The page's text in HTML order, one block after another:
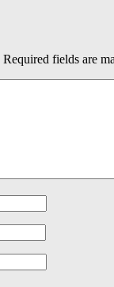
Required fields are